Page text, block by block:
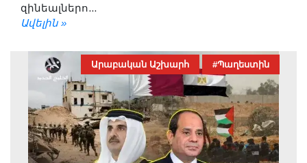
զինեալներո...
Ավելին »
Արաբական Աշխարհ #Պաղեստին